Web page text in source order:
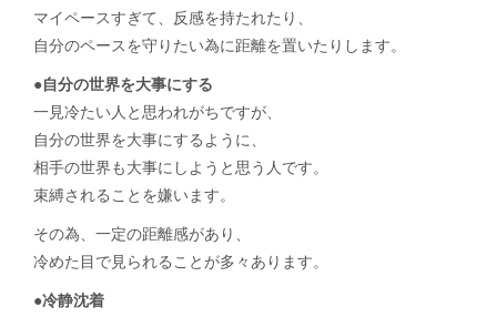
マイペースすぎて、反感を持たれたり、
自分のペースを守りたい為に距離を置いたりします。
●自分の世界を大事にする
一見冷たい人と思われがちですが、
自分の世界を大事にするように、
相手の世界も大事にしようと思う人です。
束縛されることを嫌います。
その為、一定の距離感があり、
冷めた目で見られることが多々あります。
●冷静沈着